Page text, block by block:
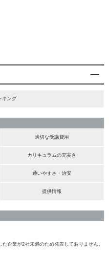
キング
適切な受講費用
カリキュラムの充実さ
通いやすさ・治安
提供情報
企業が2社未満のため発表しておりません。